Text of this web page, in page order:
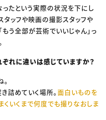
たという実際の状況を下にし
タッフや映画の撮影スタッフや
う全部が芸術でいいじゃん」っ
れに違いは感じていますか？
詰めていく場所。面白いものを
くいくまで何度でも撮りなおしま